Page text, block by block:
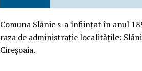
Comuna Slănic s-a înființat în anul
raza de administrație localitățile:
Cireșoaia.